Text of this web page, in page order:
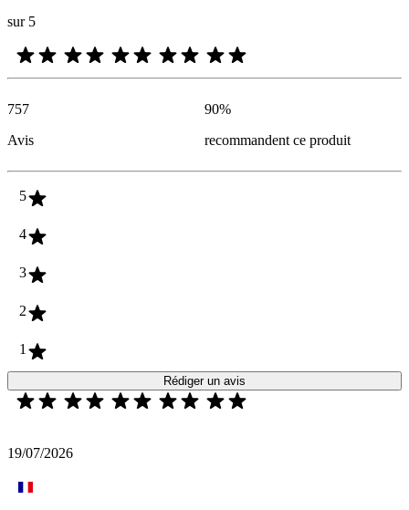
sur 5
757
Avis
90%
recommandent ce produit
5
4
3
2
1
Rédiger un avis
19/07/2026